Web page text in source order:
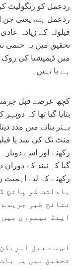
ردعمل کو ریگولیٹ
ردعمل ہے، یعنی جن
قیلولہ کے زیادہ
تحقیق میں یہ حتمی
میں ڈیمیشیا کی روک
ہے یا نہیں۔
کچھ عرصے قبل
بتایا گیا تھا کہ
منٹ تک کی نیند یا
رکھنے اور اسے
گیا کہ نیند کے
یاداشت کو پانچ
نتائج طبی
اینڈ میموری میں
اس سے قبل
تحقیق میں یہ